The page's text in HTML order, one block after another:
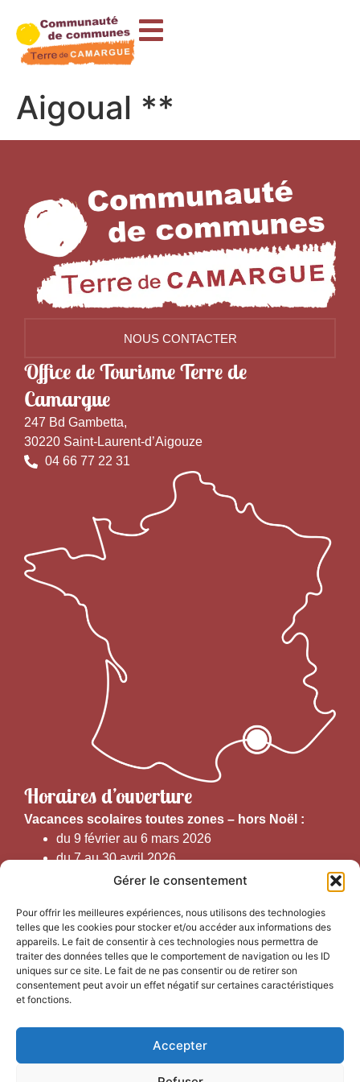
Gérer le consentement
Pour offrir les meilleures expériences, nous utilisons des technologies
telles que les cookies pour stocker et/ou accéder aux informations des
appareils. Le fait de consentir à ces technologies nous permettra de
traiter des données telles que le comportement de navigation ou les ID
uniques sur ce site. Le fait de ne pas consentir ou de retirer son
consentement peut avoir un effet négatif sur certaines caractéristiques
et fonctions.
Accepter
principal
Aigoual **
NOUS CONTACTER
Office de Tourisme Terre de
Camargue
247 Bd Gambetta,
30220 Saint-Laurent-d’Aigouze
04 66 77 22 31
Horaires d’ouverture
Vacances scolaires toutes zones – hors Noël :
du 9 février au 6 mars 2026
du 7 au 30 avril 2026
du 1er juin au 30 septembre 2026
Horaires d’ouverture au public :
Du 1er septembre au 30 juin 2026 (hors juillet et août)
du lundi au vendredi de 9h50 à 12h30 et de
Du 1er juillet au 31 août 2026